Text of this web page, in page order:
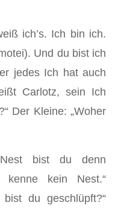
ich’s. Ich bin ich.
Und du bist ich
jedes Ich hat auch
Carlotz, sein Ich
Der Kleine: „Woher
bist du denn
kenne kein Nest.“
du geschlüpft?“